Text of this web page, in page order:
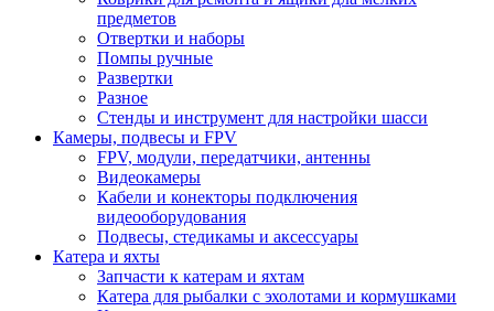
предметов
Отвертки и наборы
Помпы ручные
Развертки
Разное
Стенды и инструмент для настройки шасси
Камеры, подвесы и FPV
FPV, модули, передатчики, антенны
Видеокамеры
Кабели и конекторы подключения
видеооборудования
Подвесы, стедикамы и аксессуары
Катера и яхты
Запчасти к катерам и яхтам
Катера для рыбалки с эхолотами и кормушками